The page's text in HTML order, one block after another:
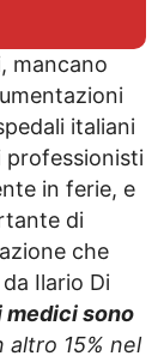
mancano
italiani
professionisti
in ferie, e
di
che
Ilario Di
medici sono
altro 15% nel